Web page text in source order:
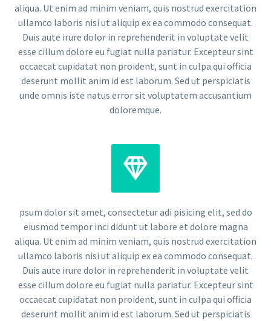
aliqua. Ut enim ad minim veniam, quis nostrud exercitation
ullamco laboris nisi ut aliquip ex ea commodo consequat.
Duis aute irure dolor in reprehenderit in voluptate velit
esse cillum dolore eu fugiat nulla pariatur. Excepteur sint
occaecat cupidatat non proident, sunt in culpa qui officia
deserunt mollit anim id est laborum. Sed ut perspiciatis
unde omnis iste natus error sit voluptatem accusantium
doloremque.


psum dolor sit amet, consectetur adi pisicing elit, sed do
eiusmod tempor inci didunt ut labore et dolore magna
aliqua. Ut enim ad minim veniam, quis nostrud exercitation
ullamco laboris nisi ut aliquip ex ea commodo consequat.
Duis aute irure dolor in reprehenderit in voluptate velit
esse cillum dolore eu fugiat nulla pariatur. Excepteur sint
occaecat cupidatat non proident, sunt in culpa qui officia
deserunt mollit anim id est laborum. Sed ut perspiciatis